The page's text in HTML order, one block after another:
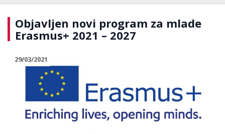
Objavljen novi program za mlade
Erasmus+ 2021 – 2027
29/03/2021